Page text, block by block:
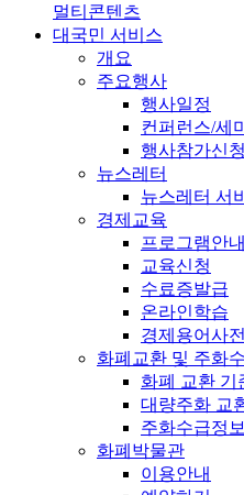
멀티콘텐츠
대국민 서비스
개요
주요행사
행사일정
컨퍼런스/세
행사참가신청
뉴스레터
뉴스레터 서
경제교육
프로그램안내
교육신청
수료증발급
온라인학습
경제용어사전
화폐교환 및 주화
화폐 교환 기
대량주화 교
주화수급정
화폐박물관
이용안내